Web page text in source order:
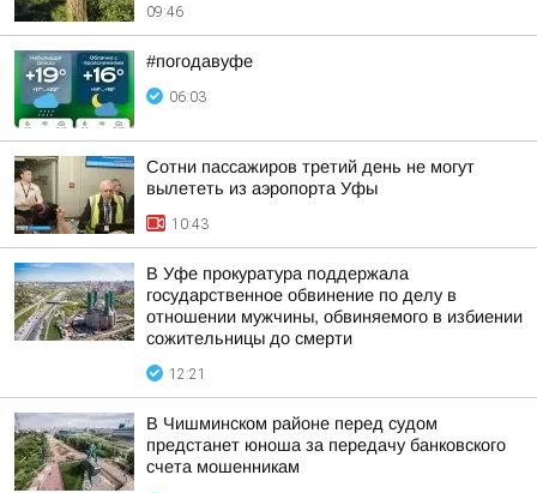
09:46
#погодавуфе
06:03
Сотни пассажиров третий день не могут
вылететь из аэропорта Уфы
10:43
В Уфе прокуратура поддержала
государственное обвинение по делу в
отношении мужчины, обвиняемого в избиении
сожительницы до смерти
12:21
В Чишминском районе перед судом
предстанет юноша за передачу банковского
счета мошенникам